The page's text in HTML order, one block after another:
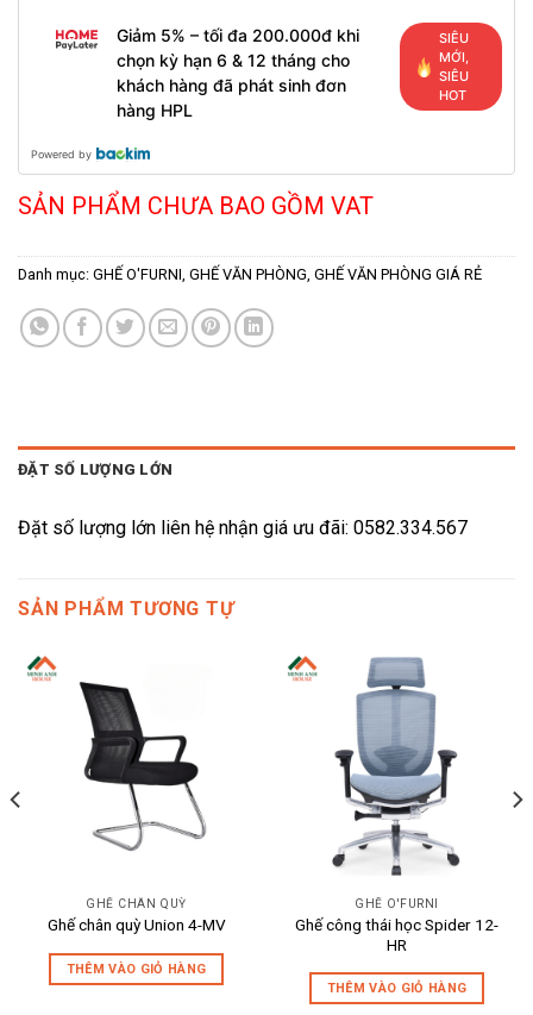
Giảm 5% – tối đa 200.000đ khi
chọn kỳ hạn 6 & 12 tháng cho
khách hàng đã phát sinh đơn
hàng HPL
SIÊU
MỚI,
SIÊU
HOT
Powered by
SẢN PHẨM CHƯA BAO GỒM VAT
Danh mục: GHẾ O'FURNI, GHẾ VĂN PHÒNG, GHẾ VĂN PHÒNG GIÁ RẺ
ĐẶT SỐ LƯỢNG LỚN
Đặt số lượng lớn liên hệ nhận giá ưu đãi: 0582.334.567
SẢN PHẨM TƯƠNG TỰ
GHẾ CHÂN QUỲ
Ghế chân quỳ Union 4-MV
THÊM VÀO GIỎ HÀNG
GHẾ O'FURNI
Ghế công thái học Spider 12-
HR
THÊM VÀO GIỎ HÀNG